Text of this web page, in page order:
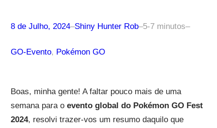
8 de Julho, 2024–Shiny Hunter Rob–5-7 minutos–
GO-Evento, Pokémon GO
Boas, minha gente! A faltar pouco mais de uma
semana para o evento global do Pokémon GO Fest
2024, resolvi trazer-vos um resumo daquilo que